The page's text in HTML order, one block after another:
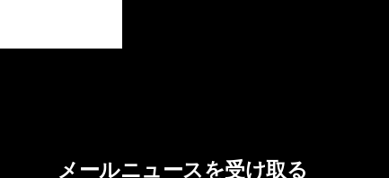
メールニュースを受け取る